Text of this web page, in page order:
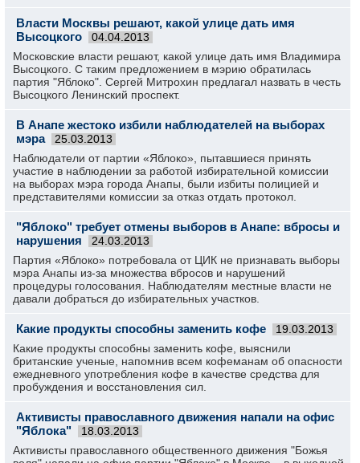
Власти Москвы решают, какой улице дать имя
Высоцкого
04.04.2013
Московские власти решают, какой улице дать имя Владимира
Высоцкого. С таким предложением в мэрию обратилась
партия "Яблоко". Сергей Митрохин предлагал назвать в честь
Высоцкого Ленинский проспект.
В Анапе жестоко избили наблюдателей на выборах
мэра
25.03.2013
Наблюдатели от партии «Яблоко», пытавшиеся принять
участие в наблюдении за работой избирательной комиссии
на выборах мэра города Анапы, были избиты полицией и
представителями комиссии за отказ отдать протокол.
"Яблоко" требует отмены выборов в Анапе: вбросы и
нарушения
24.03.2013
Партия «Яблоко» потребовала от ЦИК не признавать выборы
мэра Анапы из-за множества вбросов и нарушений
процедуры голосования. Наблюдателям местные власти не
давали добраться до избирательных участков.
Какие продукты способны заменить кофе 19.03.2013
Какие продукты способны заменить кофе, выяснили
британские ученые, напомнив всем кофеманам об опасности
ежедневного употребления кофе в качестве средства для
пробуждения и восстановления сил.
Активисты православного движения напали на офис
"Яблока"
18.03.2013
Активисты православного общественного движения "Божья